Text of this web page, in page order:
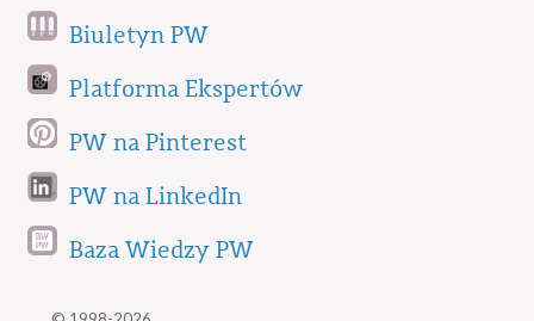
Biuletyn PW
Platforma Ekspertów
PW na Pinterest
PW na LinkedIn
Baza Wiedzy PW